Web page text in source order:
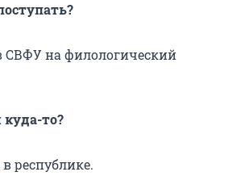
СВФУ на филологический
то?
республике.